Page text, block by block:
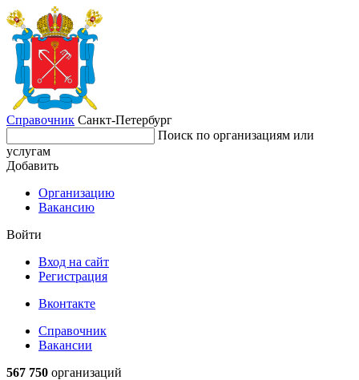
Справочник Санкт-Петербург
Поиск по организациям или
услугам
Добавить
Организацию
Вакансию
Войти
Вход на сайт
Регистрация
Вконтакте
Справочник
Вакансии
567 750 организаций